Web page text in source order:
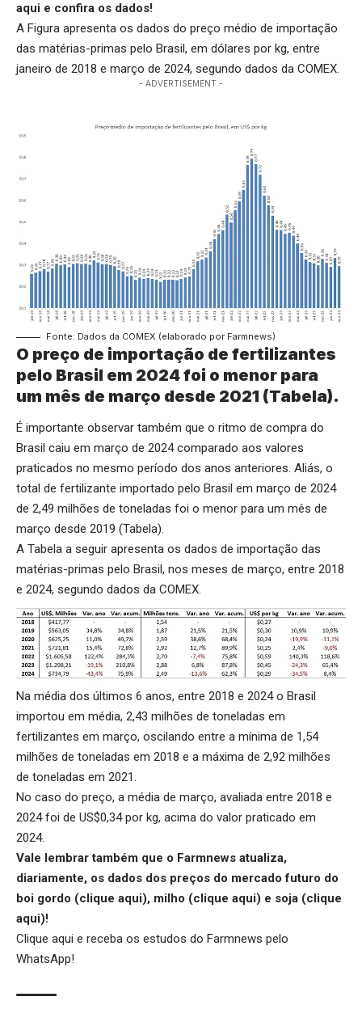
aqui e confira os dados!
A Figura apresenta os dados do preço médio de importação
das matérias-primas pelo Brasil, em dólares por kg, entre
janeiro de 2018 e março de 2024, segundo dados da COMEX.
- ADVERTISEMENT -
Fonte: Dados da COMEX (elaborado por Farmnews)
O preço de importação de fertilizantes
pelo Brasil em 2024 foi o menor para
um mês de março desde 2021 (Tabela).
É importante observar também que o ritmo de compra do
Brasil caiu em março de 2024 comparado aos valores
praticados no mesmo período dos anos anteriores. Aliás, o
total de fertilizante importado pelo Brasil em março de 2024
de 2,49 milhões de toneladas foi o menor para um mês de
março desde 2019 (Tabela).
A Tabela a seguir apresenta os dados de importação das
matérias-primas pelo Brasil, nos meses de março, entre 2018
e 2024, segundo dados da COMEX.
Na média dos últimos 6 anos, entre 2018 e 2024 o Brasil
importou em média, 2,43 milhões de toneladas em
fertilizantes em março, oscilando entre a mínima de 1,54
milhões de toneladas em 2018 e a máxima de 2,92 milhões
de toneladas em 2021.
No caso do preço, a média de março, avaliada entre 2018 e
2024 foi de US$0,34 por kg, acima do valor praticado em
2024.
Vale lembrar também que o Farmnews atualiza,
diariamente, os dados dos preços do mercado futuro do
boi gordo (clique aqui), milho (clique aqui) e soja (clique
aqui)!
Clique aqui e receba os estudos do Farmnews pelo
WhatsApp!